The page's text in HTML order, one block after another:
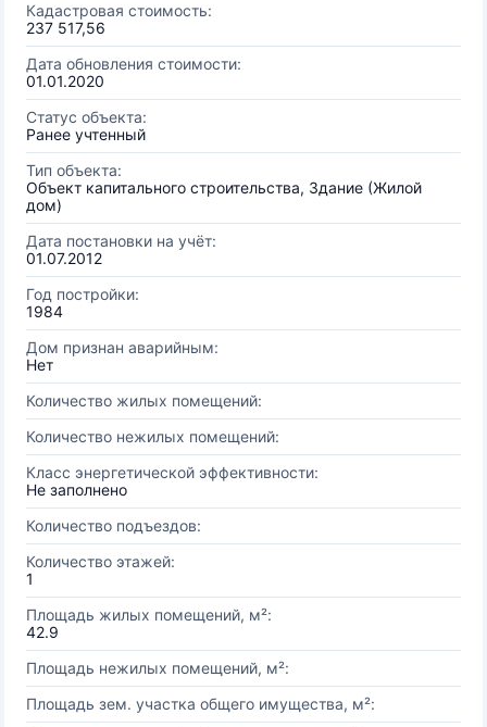
Кадастровая стоимость:
237 517,56
Дата обновления стоимости:
01.01.2020
Статус объекта:
Ранее учтенный
Тип объекта:
Объект капитального строительства, Здание (Жилой
дом)
Дата постановки на учёт:
01.07.2012
Год постройки:
1984
Дом признан аварийным:
Нет
Количество жилых помещений:
Количество нежилых помещений:
Класс энергетической эффективности:
Не заполнено
Количество подъездов:
Количество этажей:
1
Площадь жилых помещений, м²:
42.9
Площадь нежилых помещений, м²:
Площадь зем. участка общего имущества, м²: